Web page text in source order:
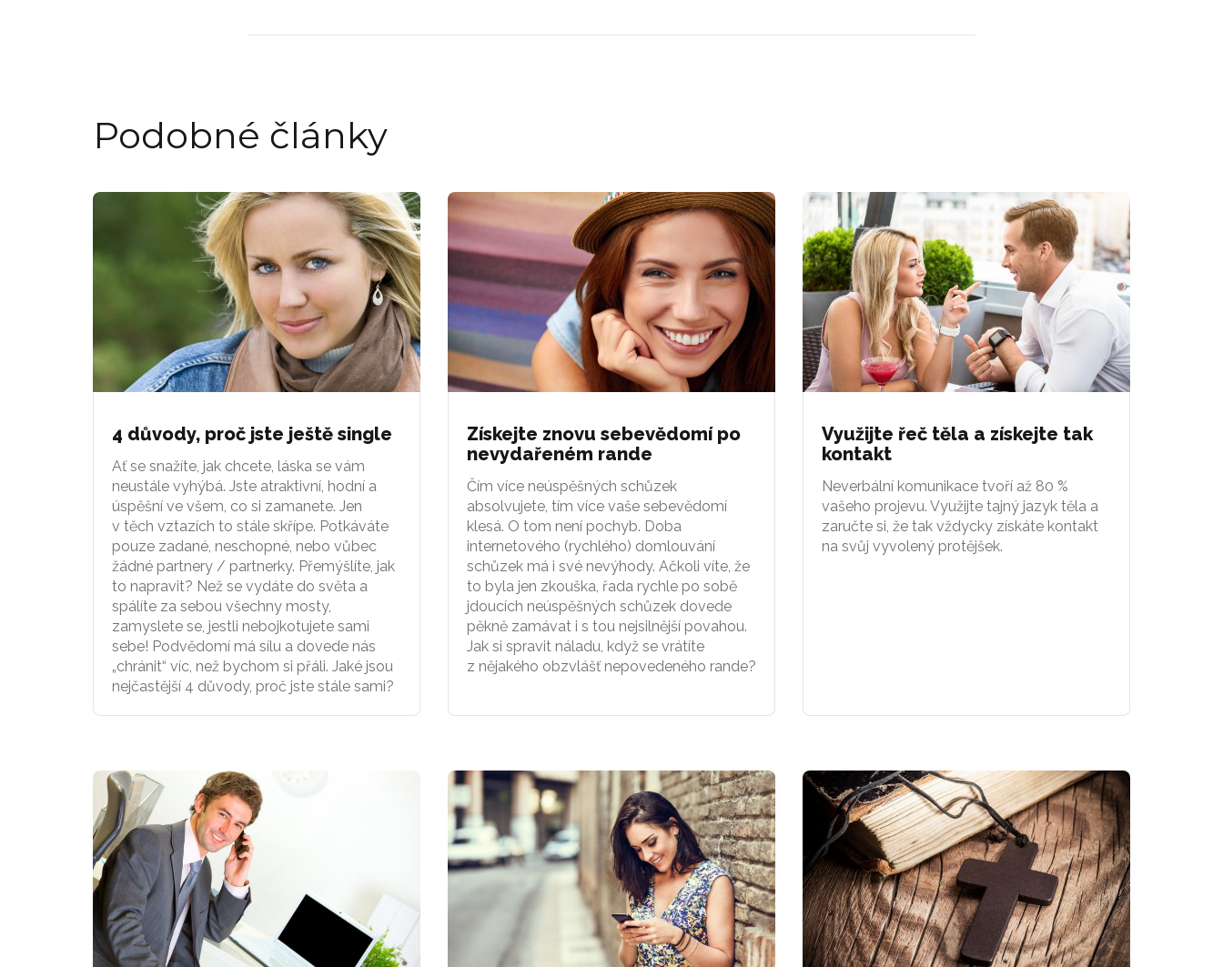
Podobné články
4 důvody, proč jste ještě single
Ať se snažíte, jak chcete, láska se vám
neustále vyhýbá. Jste atraktivní, hodní a
úspěšní ve všem, co si zamanete. Jen
v těch vztazích to stále skřípe. Potkáváte
pouze zadané, neschopné, nebo vůbec
žádné partnery / partnerky. Přemýšlíte, jak
to napravit? Než se vydáte do světa a
spálíte za sebou všechny mosty,
zamyslete se, jestli nebojkotujete sami
sebe! Podvědomí má sílu a dovede nás
„chránit“ víc, než bychom si přáli. Jaké jsou
nejčastější 4 důvody, proč jste stále sami?
Získejte znovu sebevědomí po
nevydařeném rande
Čím více neúspěšných schůzek
absolvujete, tím více vaše sebevědomí
klesá. O tom není pochyb. Doba
internetového (rychlého) domlouvání
schůzek má i své nevýhody. Ačkoli víte, že
to byla jen zkouška, řada rychle po sobě
jdoucích neúspěšných schůzek dovede
pěkně zamávat i s tou nejsilnější povahou.
Jak si spravit náladu, když se vrátíte
z nějakého obzvlášť nepovedeného rande?
Využijte řeč těla a získejte tak
kontakt
Neverbální komunikace tvoří až 80 %
vašeho projevu. Využijte tajný jazyk těla a
zaručte si, že tak vždycky získáte kontakt
na svůj vyvolený protějšek.